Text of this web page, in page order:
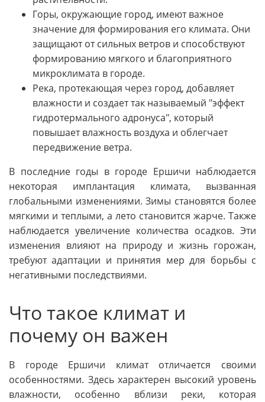
Горы, окружающие город, имеют важное
значение для формирования его климата. Они
защищают от сильных ветров и способствуют
формированию мягкого и благоприятного
микроклимата в городе.
Река, протекающая через город, добавляет
влажности и создает так называемый "эффект
гидротермального адронуса", который
повышает влажность воздуха и облегчает
передвижение ветра.
В последние годы в городе Ершичи наблюдается
некоторая имплантация климата, вызванная
глобальными изменениями. Зимы становятся более
мягкими и теплыми, а лето становится жарче. Также
наблюдается увеличение количества осадков. Эти
изменения влияют на природу и жизнь горожан,
требуют адаптации и принятия мер для борьбы с
негативными последствиями.
Что такое климат и
почему он важен
В городе Ершичи климат отличается своими
особенностями. Здесь характерен высокий уровень
влажности, особенно вблизи реки, которая